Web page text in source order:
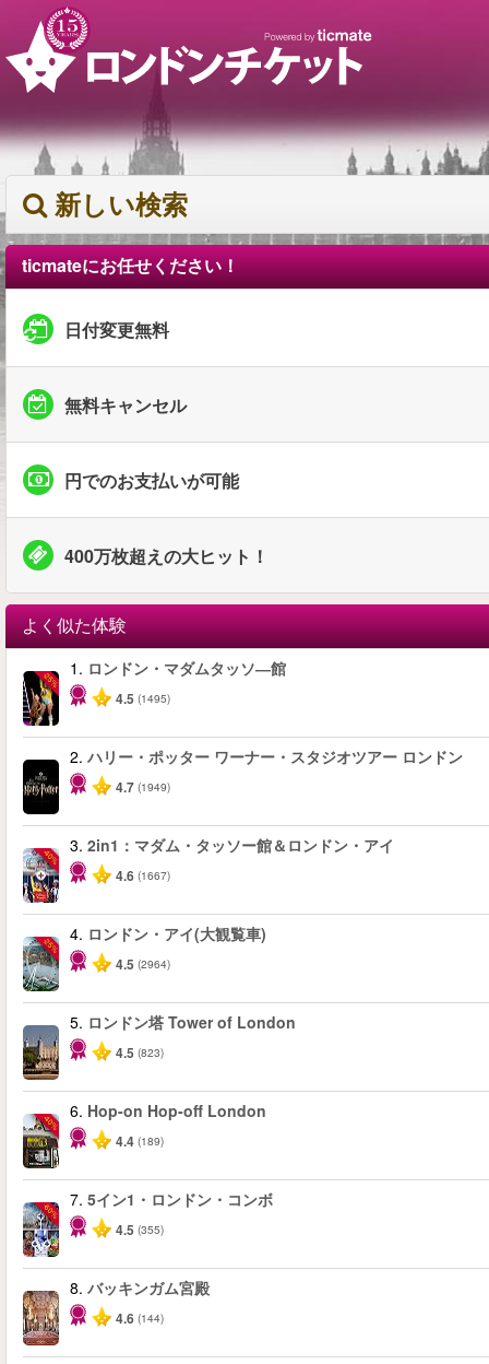
新しい検索
ticmateにお任せください！
日付変更無料
無料キャンセル
円でのお支払いが可能
400万枚超えの大ヒット！
よく似た体験
-25%
1. ロンドン・マダムタッソ―館
4.5 (1495)
2. ハリー・ポッター ワーナー・スタジオツアー ロンドン
4.7 (1949)
-40%
3. 2in1：マダム・タッソー館＆ロンドン・アイ
4.6 (1667)
-25%
4. ロンドン・アイ(大観覧車)
4.5 (2964)
5. ロンドン塔 Tower of London
4.5 (823)
-40%
6. Hop-on Hop-off London
4.4 (189)
-60%
7. 5イン1・ロンドン・コンボ
4.5 (355)
8. バッキンガム宮殿
4.6 (144)